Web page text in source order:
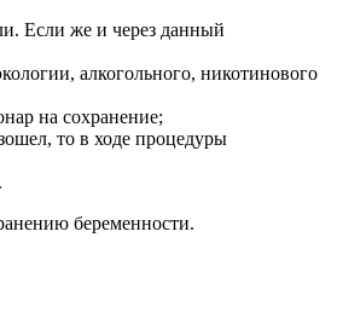
Если же и через данный
алкогольного, никотинового
на сохранение;
то в ходе процедуры
беременности.